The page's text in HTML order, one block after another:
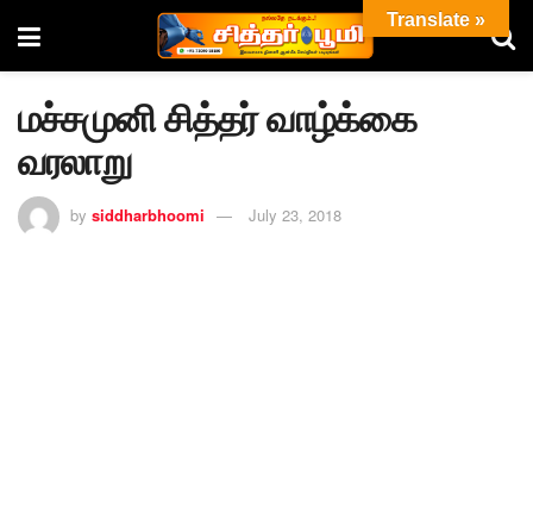
மச்சமுனி சித்தர் வாழ்க்கை
வரலாறு
by siddharbhoomi July 23, 2018
Translate »